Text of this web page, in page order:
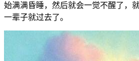
始满满昏睡，然后就会一觉不醒了，
一辈子就过去了。